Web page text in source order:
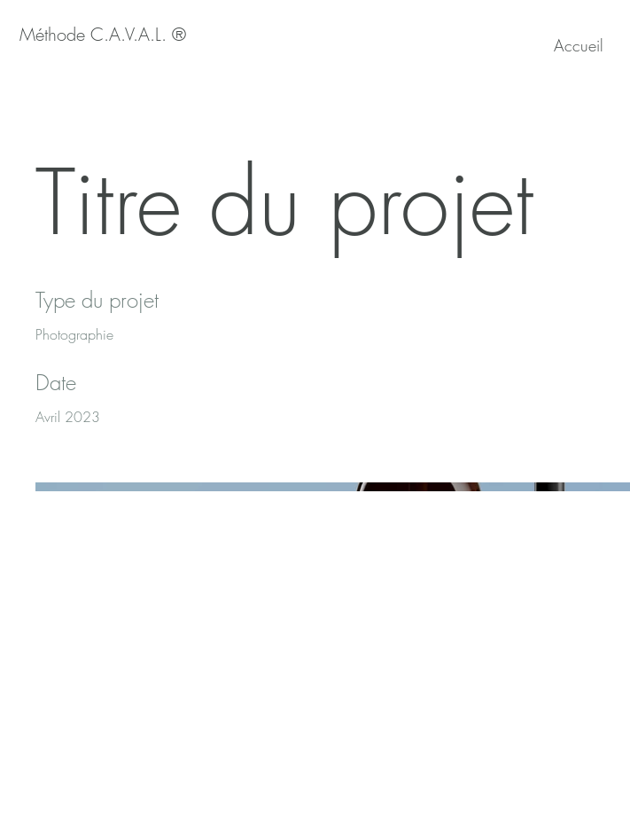
Méthode C.A.V.A.L. ® Accueil
Titre du projet
Type du projet
Photographie
Date
Avril 2023